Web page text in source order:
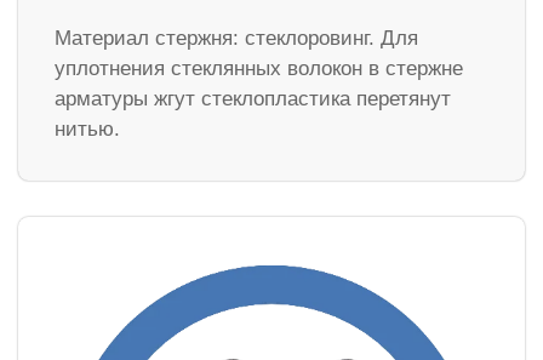
Материал стержня: стеклоровинг. Для
уплотнения стеклянных волокон в стержне
арматуры жгут стеклопластика перетянут
нитью.